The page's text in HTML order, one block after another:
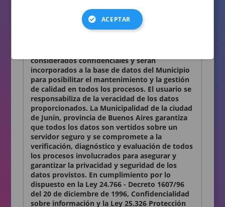
Términos y condiciones
Declaro conocer y aceptar lo establecido en la
considerados confidenciales y serán
incorporados a la base de datos del Municipio
para posibilitar el mantenimiento y la gestión
de calidad en todos los procesos. El usuario se
responsabiliza de la veracidad de los datos
proporcionados. La Municipalidad de la ciudad
de Junín, provincia de Buenos Aires garantiza
que todos los datos son vertidos sobre un
servidor seguro y se compromete a la
verificación, diagnóstico y evaluación de todos
los procesos involucrados para asegurar y
garantizar la privacidad y seguridad de los
datos provistos. En cumplimiento por lo
dispuesto en la Ley 24.766 - Decreto 1607/96
del 20 de diciembre de 1996, Confidencialidad
sobre información y la Ley 25.326 Protección
ACEPTAR